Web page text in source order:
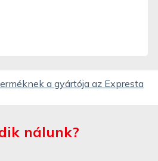
a gyártója az Expresta
nálunk?